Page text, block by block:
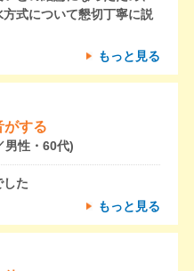
式について懇切丁寧に説
もっと見る
がする
男性・60代)
した
もっと見る